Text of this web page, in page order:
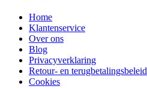
Home
Klantenservice
Over ons
Blog
Privacyverklaring
Retour- en terugbetalingsbeleid
Cookies